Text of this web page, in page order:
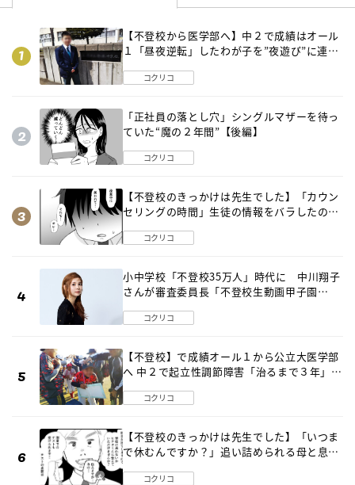
【不登校から医学部へ】中２で成績はオール
１「昼夜逆転」したわが子を”夜遊び”に連れ
コクリコ
「正社員の落とし穴」シングルマザーを待っ
ていた“魔の２年間”【後編】
コクリコ
【不登校のきっかけは先生でした】「カウン
セリングの時間」生徒の情報をバラしたの
コクリコ
小中学校「不登校35万人」時代に 中川翔子
さんが審査委員長「不登校生動画甲子園
コクリコ
【不登校】で成績オール１から公立大医学部
へ 中２で起立性調節障害「治るまで３年」の
コクリコ
【不登校のきっかけは先生でした】「いつま
で休むんですか？」追い詰められる母と息子
コクリコ